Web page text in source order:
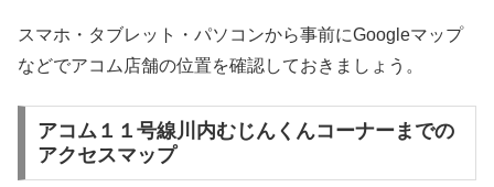
スマホ・タブレット・パソコンから事前にGoogleマップ
などでアコム店舗の位置を確認しておきましょう。
アコム１１号線川内むじんくんコーナーまでの
アクセスマップ